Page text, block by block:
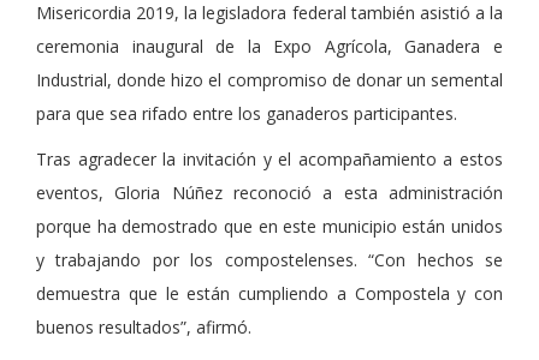
Misericordia 2019, la legisladora federal también asistió a la
ceremonia inaugural de la Expo Agrícola, Ganadera e
Industrial, donde hizo el compromiso de donar un semental
para que sea rifado entre los ganaderos participantes.
Tras agradecer la invitación y el acompañamiento a estos
eventos, Gloria Núñez reconoció a esta administración
porque ha demostrado que en este municipio están unidos
y trabajando por los compostelenses. “Con hechos se
demuestra que le están cumpliendo a Compostela y con
buenos resultados”, afirmó.